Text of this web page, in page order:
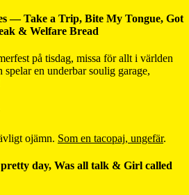
— Take a Trip, Bite My Tongue, Got
& Welfare Bread
på tisdag, missa för allt i världen
en underbar soulig garage,
ojämn. Som en tacopaj, ungefär.
day, Was all talk & Girl called